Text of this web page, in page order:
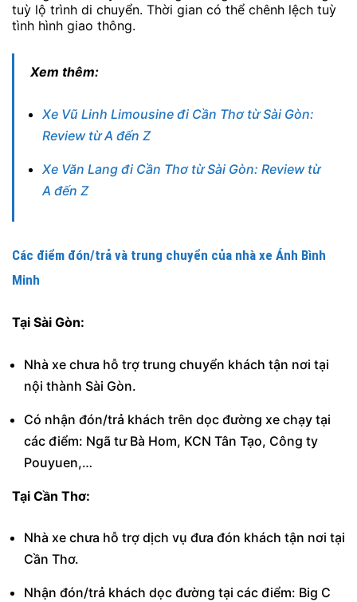
tuỳ lộ trình di chuyển. Thời gian có thể chênh lệch tuỳ
tình hình giao thông.
Xem thêm:
Xe Vũ Linh Limousine đi Cần Thơ từ Sài Gòn:
Review từ A đến Z
Xe Văn Lang đi Cần Thơ từ Sài Gòn: Review từ
A đến Z
Các điểm đón/trả và trung chuyển của nhà xe Ánh Bình
Minh
Tại Sài Gòn:
Nhà xe chưa hỗ trợ trung chuyển khách tận nơi tại
nội thành Sài Gòn.
Có nhận đón/trả khách trên dọc đường xe chạy tại
các điểm: Ngã tư Bà Hom, KCN Tân Tạo, Công ty
Pouyuen,…
Tại Cần Thơ:
Nhà xe chưa hỗ trợ dịch vụ đưa đón khách tận nơi tại
Cần Thơ.
Nhận đón/trả khách dọc đường tại các điểm: Big C